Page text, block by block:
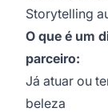
Storytelling
O que é um
parceiro:
Já atuar ou
beleza